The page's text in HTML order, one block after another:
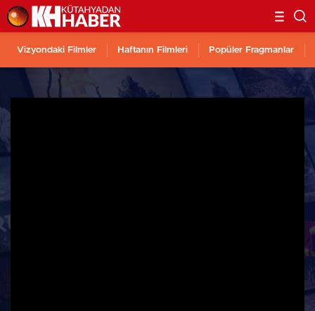
Vizyondaki Filmler Haftanın Filmleri Popüler Fragmanlar